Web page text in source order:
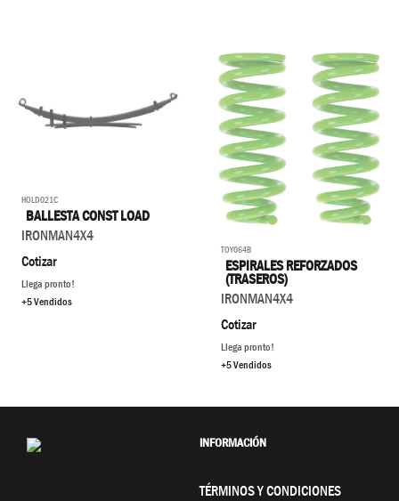
HOLD021C
BALLESTA CONST LOAD
IRONMAN4X4
Cotizar
Llega pronto!
+5 Vendidos
TOY064B
ESPIRALES REFORZADOS
(TRASEROS)
IRONMAN4X4
Cotizar
Llega pronto!
+5 Vendidos
INFORMACIÓN
TÉRMINOS Y CONDICIONES